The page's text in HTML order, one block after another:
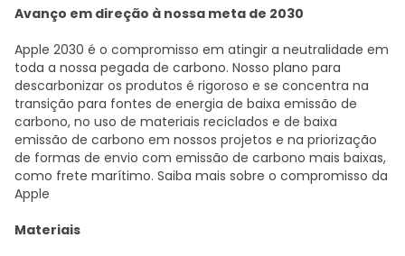
Avanço em direção à nossa meta de 2030
Apple 2030 é o compromisso em atingir a neutralidade em
toda a nossa pegada de carbono. Nosso plano para
descarbonizar os produtos é rigoroso e se concentra na
transição para fontes de energia de baixa emissão de
carbono, no uso de materiais reciclados e de baixa
emissão de carbono em nossos projetos e na priorização
de formas de envio com emissão de carbono mais baixas,
como frete marítimo. Saiba mais sobre o compromisso da
Apple
Materiais